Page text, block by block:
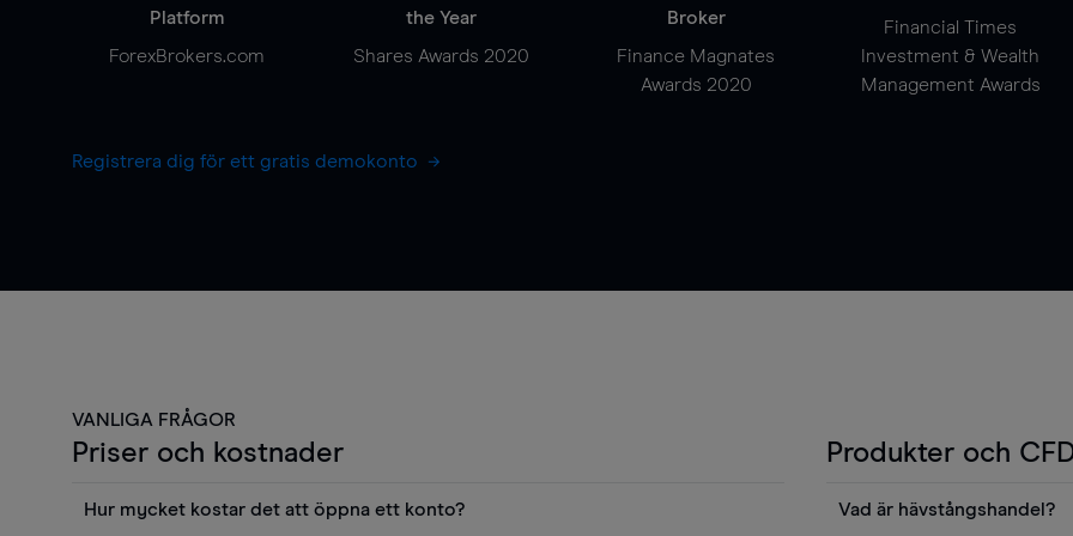
Platform
ForexBrokers.com
the Year
Shares Awards 2020
Broker
Finance Magnates
Awards 2020
Financial Times
Investment & Wealth
Management Awards
Registrera dig för ett gratis demokonto
VANLIGA FRÅGOR
Priser och kostnader
Hur mycket kostar det att öppna ett konto?
Produkter och
Vad är hävstångshandel?